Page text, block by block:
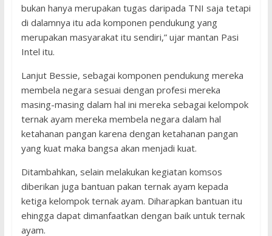
bukan hanya merupakan tugas daripada TNI saja tetapi
di dalamnya itu ada komponen pendukung yang
merupakan masyarakat itu sendiri,” ujar mantan Pasi
Intel itu.
Lanjut Bessie, sebagai komponen pendukung mereka
membela negara sesuai dengan profesi mereka
masing-masing dalam hal ini mereka sebagai kelompok
ternak ayam mereka membela negara dalam hal
ketahanan pangan karena dengan ketahanan pangan
yang kuat maka bangsa akan menjadi kuat.
Ditambahkan, selain melakukan kegiatan komsos
diberikan juga bantuan pakan ternak ayam kepada
ketiga kelompok ternak ayam. Diharapkan bantuan itu
ehingga dapat dimanfaatkan dengan baik untuk ternak
ayam.